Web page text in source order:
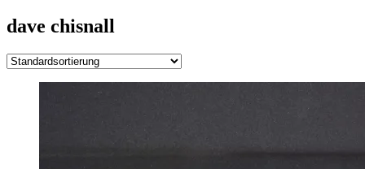
dave chisnall